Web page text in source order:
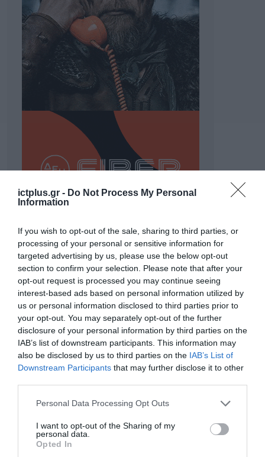
ictplus.gr - Do Not Process My Personal
Information
If you wish to opt-out of the sale, sharing to third parties, or
processing of your personal or sensitive information for
targeted advertising by us, please use the below opt-out
section to confirm your selection. Please note that after your
opt-out request is processed you may continue seeing
interest-based ads based on personal information utilized by
us or personal information disclosed to third parties prior to
your opt-out. You may separately opt-out of the further
disclosure of your personal information by third parties on the
IAB’s list of downstream participants. This information may
also be disclosed by us to third parties on the IAB’s List of
Downstream Participants that may further disclose it to other
Please note that this website/app uses one or more Google
not limited to your visit or usage behaviour. You may click to
grant or deny consent to Google and its third-party tags to
use your data for below specified purposes in below Google
Personal Data Processing Opt Outs
I want to opt-out of the Sharing of my
personal data.
Opted In
ΡΟΗ ΕΙΔΗΣΕΩΝ
Το χρηματοδοτούμενο
από την ΕΕ έργο “The
Gaming Police”
ενισχύει την ασφάλεια
των παιδιών στο
διαδίκτυο
ΑΑΔΕ: Διευκρινίσεις
για τα πρόστιμα σε
παραβάσεις που
αφορούν τους ΦΗΜ
Σ. Καλαφάτης: «Η
Τεχνητή Νοημοσύνη
δεν είναι απλώς μια
νέα τεχνολογία, είναι
31.07.2026